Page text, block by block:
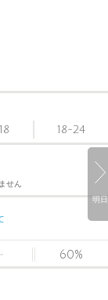
明日
18-24
せん
60%